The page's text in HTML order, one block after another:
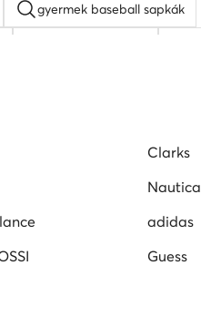
gyermek baseball sapkák
Clarks
Nautica
adidas
Guess